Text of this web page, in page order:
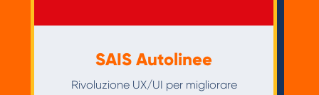
SAIS Autolinee
Rivoluzione UX/UI per migliorare